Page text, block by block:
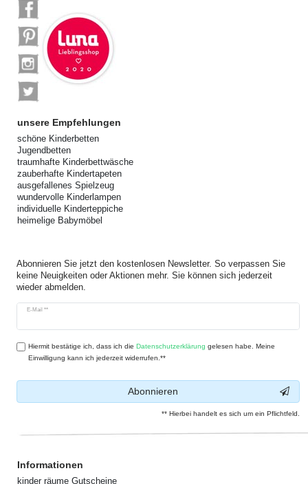
unsere Empfehlungen
schöne Kinderbetten
Jugendbetten
traumhafte Kinderbettwäsche
zauberhafte Kindertapeten
ausgefallenes Spielzeug
wundervolle Kinderlampen
individuelle Kinderteppiche
heimelige Babymöbel
Abonnieren Sie jetzt den kostenlosen Newsletter. So verpassen Sie
keine Neuigkeiten oder Aktionen mehr. Sie können sich jederzeit
wieder abmelden.
E-Mail **
Newsletter
Hiermit bestätige ich, dass ich dieDaten­schutz­erklärung gelesen habe. Meine
Einwilligung kann ich jederzeit widerrufen.**
Abonnieren
** Hierbei handelt es sich um ein Pflichtfeld.
Informationen
kinder räume Gutscheine